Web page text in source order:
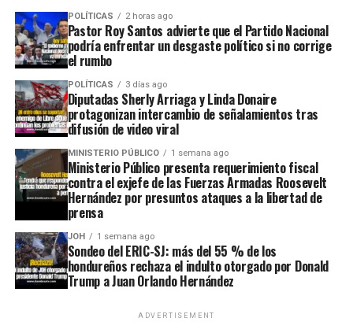
POLÍTICAS 2 horas ago
Pastor Roy Santos advierte que el Partido Nacional
podría enfrentar un desgaste político si no corrige
el rumbo
POLÍTICAS 3 días ago
Diputadas Sherly Arriaga y Linda Donaire
protagonizan intercambio de señalamientos tras
difusión de video viral
MINISTERIO PÚBLICO 1 semana ago
Ministerio Público presenta requerimiento fiscal
contra el exjefe de las Fuerzas Armadas Roosevelt
Hernández por presuntos ataques a la libertad de
prensa
JOH 1 semana ago
Sondeo del ERIC-SJ: más del 55 % de los
hondureños rechaza el indulto otorgado por Donald
Trump a Juan Orlando Hernández
ADVERTISEMENT